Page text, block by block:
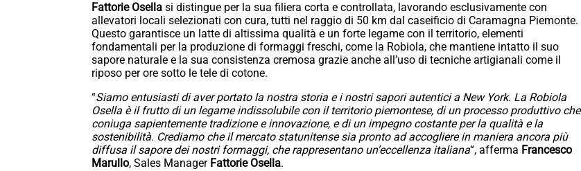
Fattorie Osella si distingue per la sua filiera corta e controllata, lavorando esclusivamente con
allevatori locali selezionati con cura, tutti nel raggio di 50 km dal caseificio di Caramagna Piemonte.
Questo garantisce un latte di altissima qualità e un forte legame con il territorio, elementi
fondamentali per la produzione di formaggi freschi, come la Robiola, che mantiene intatto il suo
sapore naturale e la sua consistenza cremosa grazie anche all’uso di tecniche artigianali come il
riposo per ore sotto le tele di cotone.
“Siamo entusiasti di aver portato la nostra storia e i nostri sapori autentici a New York. La Robiola
Osella è il frutto di un legame indissolubile con il territorio piemontese, di un processo produttivo che
coniuga sapientemente tradizione e innovazione, e di un impegno costante per la qualità e la
sostenibilità. Crediamo che il mercato statunitense sia pronto ad accogliere in maniera ancora più
diffusa il sapore dei nostri formaggi, che rappresentano un’eccellenza italiana“, afferma Francesco
Marullo, Sales Manager Fattorie Osella.